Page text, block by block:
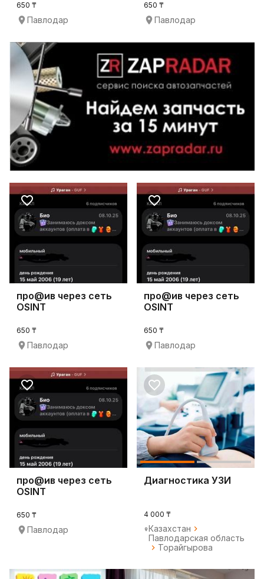
650 ₸
Павлодар
650 ₸
Павлодар
про@ив через сеть
OSINT
650 ₸
Павлодар
про@ив через сеть
OSINT
650 ₸
Павлодар
про@ив через сеть
OSINT
650 ₸
Павлодар
Диагностика УЗИ
4 000 ₸
Казахстан
Павлодарская область
Торайгырова